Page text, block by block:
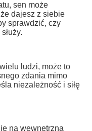
sen może
dajesz z siebie
sprawdzić, czy
ludzi, może to
zdania mimo
niezależność i siłę
na wewnętrzną